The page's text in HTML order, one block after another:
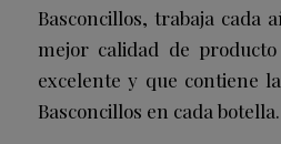
Basconcillos, trabaja cada
mejor calidad de
excelente y que contiene
Basconcillos en cada botella.